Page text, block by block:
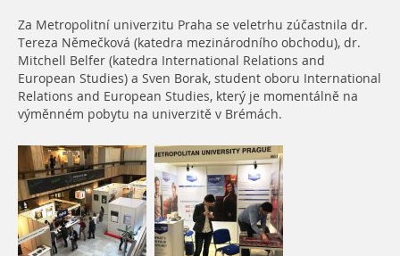
Za Metropolitní univerzitu Praha se veletrhu zúčastnila dr.
Tereza Němečková (katedra mezinárodního obchodu), dr.
Mitchell Belfer (katedra International Relations and
European Studies) a Sven Borak, student oboru International
Relations and European Studies, který je momentálně na
výměnném pobytu na univerzitě v Brémách.